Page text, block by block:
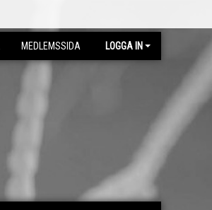
MEDLEMSSIDA LOGGA IN